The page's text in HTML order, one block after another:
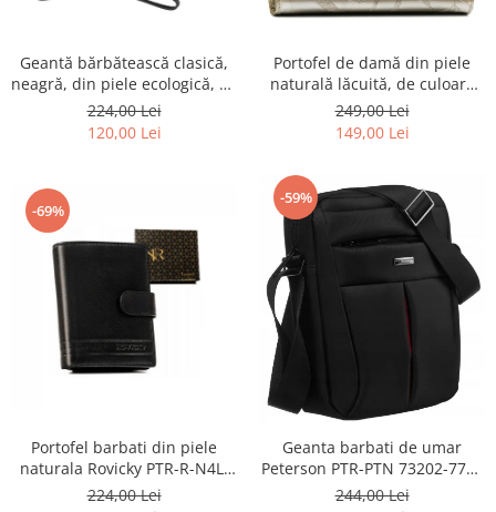
Geantă bărbătească clasică,
neagră, din piele ecologică, cu
fermoar - Rovicky PTR-R-SDR-
01-1631 BLACK
224,00 Lei
120,00 Lei
Portofel de damă din piele
naturală lăcuită, de culoare
bej, cu închidere cu capsă -
Peterson
249,00 Lei
149,00 Lei
-69%
Portofel barbati din piele
naturala Rovicky PTR-R-N4L-
GAT-8922 B+B
224,00 Lei
-59%
Geanta barbati de umar
Peterson PTR-PTN 73202-7738
BL
244,00 Lei